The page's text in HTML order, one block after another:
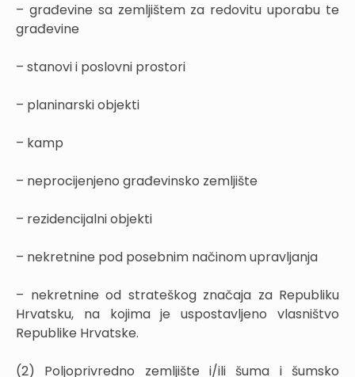
– građevine sa zemljištem za redovitu uporabu te
građevine
– stanovi i poslovni prostori
– planinarski objekti
– kamp
– neprocijenjeno građevinsko zemljište
– rezidencijalni objekti
– nekretnine pod posebnim načinom upravljanja
– nekretnine od strateškog značaja za Republiku
Hrvatsku, na kojima je uspostavljeno vlasništvo
Republike Hrvatske.
(2) Poljoprivredno zemljište i/ili šuma i šumsko